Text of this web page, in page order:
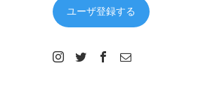
ユーザ登録する